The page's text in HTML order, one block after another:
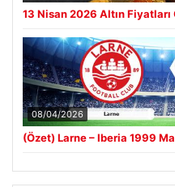
13 Nisan 2026 Altın
08/04/2026
(Özet) Larne – Iberia 1999